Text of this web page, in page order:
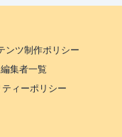
ンツ制作ポリシー
編集者一覧
ィーポリシー